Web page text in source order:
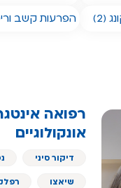
(2) הפרעות קשב
רפואה
אונקולוגיים
דיקור סיני
שיאצו